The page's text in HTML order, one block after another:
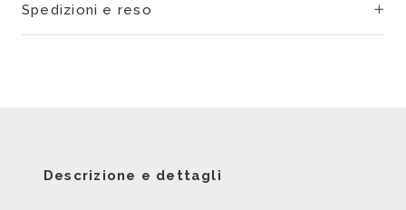
Spedizioni e reso
Descrizione e dettagli